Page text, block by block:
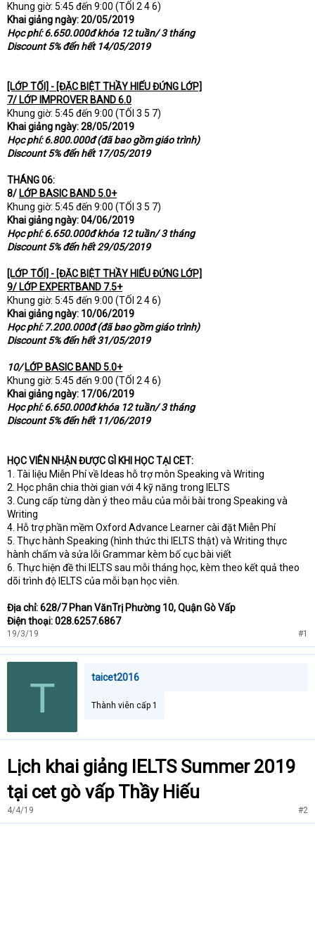
Khung giờ: 5:45 đến 9:00 (TỐI 2 4 6)
Khai giảng ngày: 20/05/2019
Học phí: 6.650.000đ khóa 12 tuần/ 3 tháng
Discount 5% đến hết 14/05/2019
[LỚP TỐI] - [ĐẶC BIỆT THẦY HIẾU ĐỨNG LỚP]
7/ LỚP IMPROVER BAND 6.0
Khung giờ: 5:45 đến 9:00 (TỐI 3 5 7)
Khai giảng ngày: 28/05/2019
Học phí: 6.800.000đ (đã bao gồm giáo trình)
Discount 5% đến hết 17/05/2019
THÁNG 06:
8/ LỚP BASIC BAND 5.0+
Khung giờ: 5:45 đến 9:00 (TỐI 3 5 7)
Khai giảng ngày: 04/06/2019
Học phí: 6.650.000đ khóa 12 tuần/ 3 tháng
Discount 5% đến hết 29/05/2019
[LỚP TỐI] - [ĐẶC BIỆT THẦY HIẾU ĐỨNG LỚP]
9/ LỚP EXPERTBAND 7.5+
Khung giờ: 5:45 đến 9:00 (TỐI 2 4 6)
Khai giảng ngày: 10/06/2019
Học phí: 7.200.000đ (đã bao gồm giáo trình)
Discount 5% đến hết 31/05/2019
10/LỚP BASIC BAND 5.0+
Khung giờ: 5:45 đến 9:00 (TỐI 2 4 6)
Khai giảng ngày: 17/06/2019
Học phí: 6.650.000đ khóa 12 tuần/ 3 tháng
Discount 5% đến hết 11/06/2019
HỌC VIÊN NHẬN ĐƯỢC GÌ KHI HỌC TẠI CET:
1. Tài liệu Miễn Phí về Ideas hỗ trợ môn Speaking và Writing
2. Học phân chia thời gian với 4 kỹ năng trong IELTS
3. Cung cấp từng dàn ý theo mẫu của mỗi bài trong Speaking và
Writing
4. Hỗ trợ phần mềm Oxford Advance Learner cài đặt Miễn Phí
5. Thực hành Speaking (hình thức thi IELTS thật) và Writing thực
hành chấm và sửa lỗi Grammar kèm bố cục bài viết
6. Thực hiện đề thi IELTS sau mỗi tháng học, kèm theo kết quả theo
dõi trình độ IELTS của mỗi bạn học viên.
Địa chỉ: 628/7 Phan VănTrị Phường 10, Quận Gò Vấp
Điện thoại: 028.6257.6867
19/3/19 #1
T taicet2016
Thành viên cấp 1
Lịch khai giảng IELTS Summer 2019
tại cet gò vấp Thầy Hiếu
4/4/19 #2